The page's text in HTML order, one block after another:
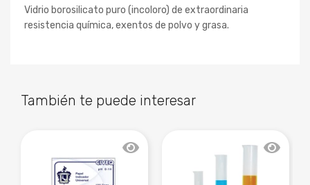
Vidrio borosilicato puro (incoloro) de extraordinaria
resistencia química, exentos de polvo y grasa.
También te puede interesar